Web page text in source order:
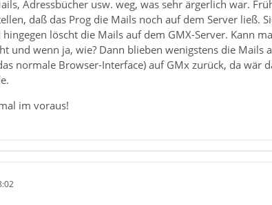
Adressbücher usw. weg, was sehr ärgerlich war.
daß das Prog die Mails noch auf dem Server ließ.
löscht die Mails auf dem GMX-Server. Kann
und wenn ja, wie? Dann blieben wenigstens die
normale Browser-Interface) auf GMx zurück, da wär
im voraus!